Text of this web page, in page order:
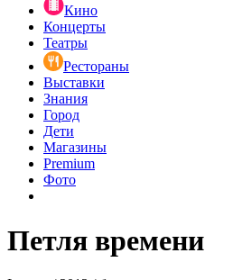
Кино
Концерты
Театры
Рестораны
Выставки
Знания
Город
Дети
Магазины
Premium
Фото
Петля времени